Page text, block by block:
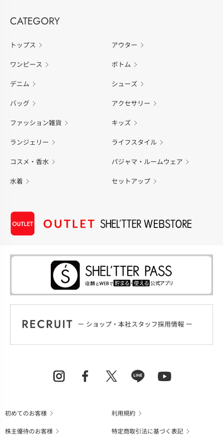
CATEGORY
トップス アウター
ワンピース ボトム
デニム シューズ
バッグ アクセサリー
ファッション雑貨 キッズ
ランジェリー ライフスタイル
コスメ・香水 パジャマ・ルームウェア
水着 セットアップ
初めてのお客様
利用規約
株主優待のお客様
特定商取引法に基づく表記